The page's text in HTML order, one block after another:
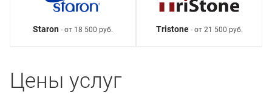
Staron - от 18 500 руб. Tristone- от 21 500 руб.
Цены услуг